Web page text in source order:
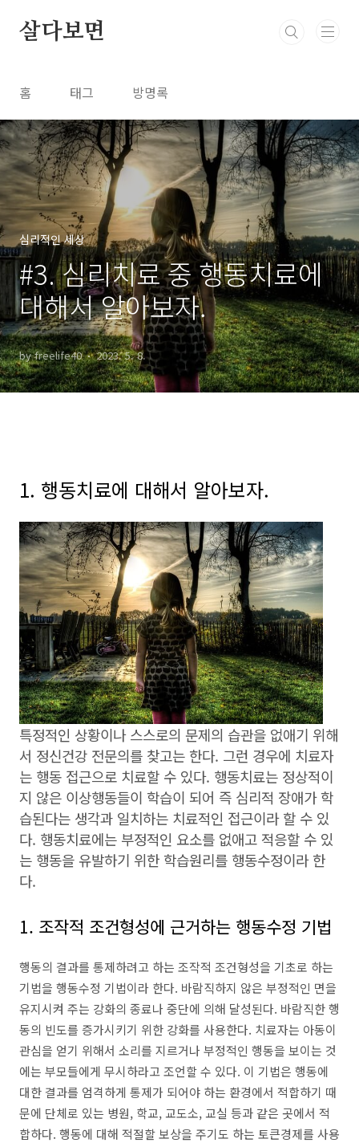
살다보면
홈 태그 방명록
심리적인 세상
#3. 심리치료 중 행동치료에
대해서 알아보자.
by freelife40 2023. 5. 8.
1. 행동치료에 대해서 알아보자.
특정적인 상황이나 스스로의 문제의 습관을 없애기 위해
서 정신건강 전문의를 찾고는 한다. 그런 경우에 치료자
는 행동 접근으로 치료할 수 있다. 행동치료는 정상적이
지 않은 이상행동들이 학습이 되어 즉 심리적 장애가 학
습된다는 생각과 일치하는 치료적인 접근이라 할 수 있
다. 행동치료에는 부정적인 요소를 없애고 적응할 수 있
는 행동을 유발하기 위한 학습원리를 행동수정이라 한
다.
1. 조작적 조건형성에 근거하는 행동수정 기법
행동의 결과를 통제하려고 하는 조작적 조건형성을 기초로 하는
기법을 행동수정 기법이라 한다. 바람직하지 않은 부정적인 면을
유지시켜 주는 강화의 종료나 중단에 의해 달성된다. 바람직한 행
동의 빈도를 증가시키기 위한 강화를 사용한다. 치료자는 아동이
관심을 얻기 위해서 소리를 지르거나 부정적인 행동을 보이는 것
에는 부모들에게 무시하라고 조언할 수 있다. 이 기법은 행동에
대한 결과를 엄격하게 통제가 되어야 하는 환경에서 적합하기 때
문에 단체로 있는 병원, 학교, 교도소, 교실 등과 같은 곳에서 적
합하다. 행동에 대해 적절할 보상을 주기도 하는 토큰경제를 사용